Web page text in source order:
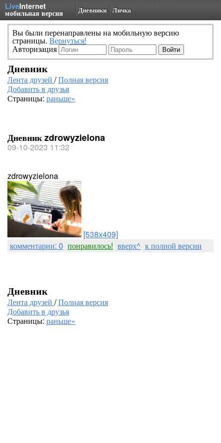
LiveInternet
мобильная версия Дневники Личка
Вы были перенаправлены на мобильную версию
страницы. Вернуться!
Авторизация
Дневник
Лента друзей /Полная версия
Добавить в друзья
Страницы: раньше»
Дневник zdrowyzielona
09-10-2023 11:32
zdrowyzielona
[538x409]
комментарии: 0 понравилось! вверх^ к полной версии
Дневник
Лента друзей /Полная версия
Добавить в друзья
Страницы: раньше»